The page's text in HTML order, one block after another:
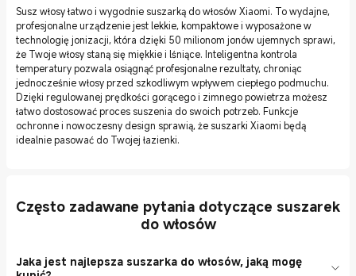
Susz włosy łatwo i wygodnie suszarką do włosów Xiaomi. To wydajne,
profesjonalne urządzenie jest lekkie, kompaktowe i wyposażone w
technologię jonizacji, która dzięki 50 milionom jonów ujemnych sprawi,
że Twoje włosy staną się miękkie i lśniące. Inteligentna kontrola
temperatury pozwala osiągnąć profesjonalne rezultaty, chroniąc
jednocześnie włosy przed szkodliwym wpływem ciepłego podmuchu.
Dzięki regulowanej prędkości gorącego i zimnego powietrza możesz
łatwo dostosować proces suszenia do swoich potrzeb. Funkcje
ochronne i nowoczesny design sprawią, że suszarki Xiaomi będą
idealnie pasować do Twojej łazienki.
Często zadawane pytania dotyczące suszarek
do włosów
Jaka jest najlepsza suszarka do włosów, jaką mogę